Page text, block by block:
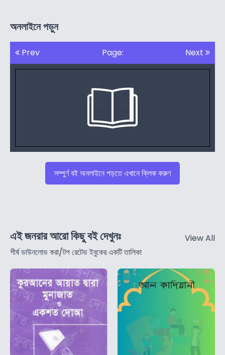
অনলাইনে পড়ুন
Prev Page: Next
সম্পুর্ণ বই অনলাইনে পড়তে এখানে ক্লিক করুণ
এই জনরার আরো কিছু বই দেখুনঃ
শীর্ষ ডাউনলোড করা/টপ রেটেড ইবুকের একটি তালিকা
View All